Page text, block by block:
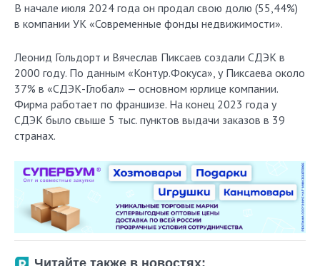
В начале июля 2024 года он продал свою долю (55,44%)
в компании УК «Современные фонды недвижимости».
Леонид Гольдорт и Вячеслав Пиксаев создали СДЭК в
2000 году. По данным «Контур.Фокуса», у Пиксаева около
37% в «СДЭК-Глобал» — основном юрлице компании.
Фирма работает по франшизе. На конец 2023 года у
СДЭК было свыше 5 тыс. пунктов выдачи заказов в 39
странах.